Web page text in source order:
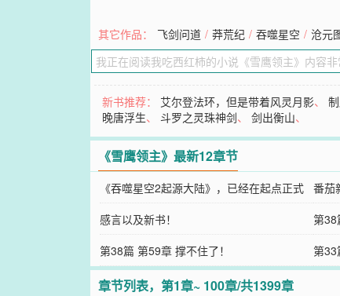
其它作品： 飞剑问道 / 莽荒纪 / 吞噬星空 / 沧元
新书推荐： 艾尔登法环，但是带着风灵月影、
晚唐浮生、斗罗之灵珠神剑、剑出衡山、
《雪鹰领主》最新12章节
《吞噬星空2起源大陆》，已经在起点正式
上传！
番茄
感言以及新书！
第38
第38篇 第59章 撑不住了！
第33
章节列表，第1章~ 100章/共1399章